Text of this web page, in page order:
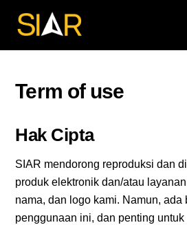
Term of use
Hak Cipta
SIAR mendorong reproduksi dan
produk elektronik dan/atau
nama, dan logo kami. Namun, ada
penggunaan ini, dan penting